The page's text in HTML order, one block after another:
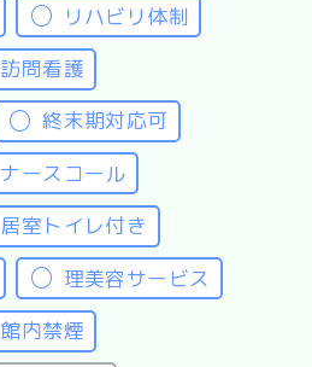
リハビリ体制
訪問看護
終末期対応可
ナースコール
居室トイレ付き
理美容サービス
館内禁煙